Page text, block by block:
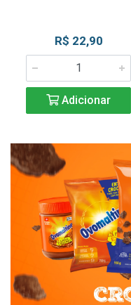
R$ 22,90
Adicionar